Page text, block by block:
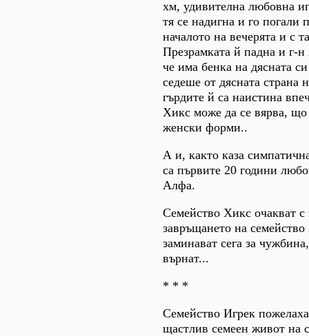
хм, удивителна любовна
тя се надигна и го
началото на вечерята и с
Презрамката й падна и г-н
че има бенка на дясната
седеше от дясната страна
гърдите й са наистина
Хикс може да се вярва, що
женски форми..
А и, както каза
са първите 20 години
Алфа.
Семейство Хикс очакват с
завръщането на
заминават сега за
върнат...
* * *
Семейство Игрек
щастлив семеен живот на